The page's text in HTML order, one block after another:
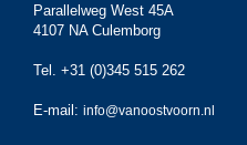
Parallelweg West 45A
4107 NA Culemborg
Tel. +31 (0)345 515 262
E-mail: info@vanoostvoorn.nl